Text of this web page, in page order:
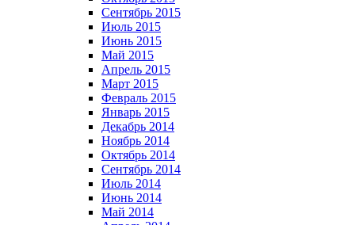
Сентябрь 2015
Июль 2015
Июнь 2015
Май 2015
Апрель 2015
Март 2015
Февраль 2015
Январь 2015
Декабрь 2014
Ноябрь 2014
Октябрь 2014
Сентябрь 2014
Июль 2014
Июнь 2014
Май 2014